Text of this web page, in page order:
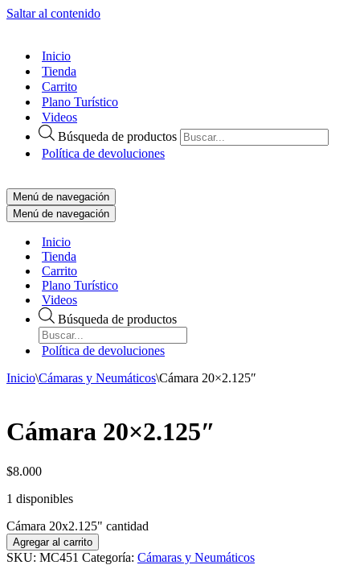
Saltar al contenido
Inicio
Tienda
Carrito
Plano Turístico
Videos
Búsqueda de productos
Política de devoluciones
Menú de navegación
Menú de navegación
Inicio
Tienda
Carrito
Plano Turístico
Videos
Búsqueda de productos
Política de devoluciones
Inicio\Cámaras y Neumáticos\Cámara 20×2.125″
Cámara 20×2.125″
$8.000
1 disponibles
Cámara 20x2.125" cantidad
Agregar al carrito
SKU: MC451 Categoría: Cámaras y Neumáticos